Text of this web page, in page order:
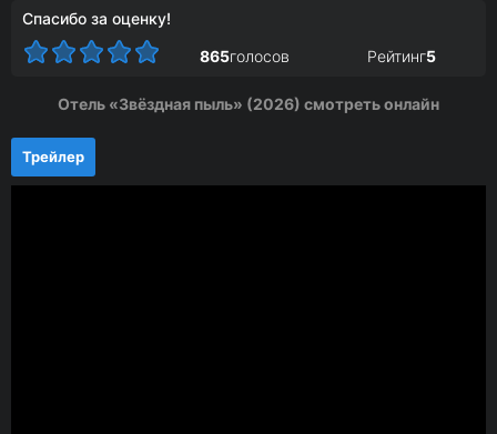
Спасибо за оценку!
865голосов Рейтинг5
Отель «Звёздная пыль» (2026) смотреть онлайн
Трейлер